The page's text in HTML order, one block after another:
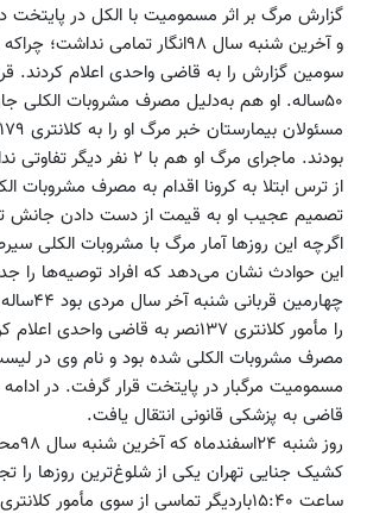
گزارش مرگ بر اثر مسمومیت با الکل در پایتخت
سومین گزارش را به قاضی واحدی اعلام کردند.
۵۰ساله. او هم به‌دلیل مصرف مشروبات الکلی
بودند. ماجرای مرگ او هم با ۲
از ترس ابتلا به کرونا اقدام به مصرف مشروبات
تصمیم عجیب او به قیمت از دست دادن جانش
اگرچه این روزها آمار مرگ با مشروبات الکلی
این حوادث نشان می‌دهد که افراد توصیه‌ها را
چهارمین
را مأمور کلانتری ۱۳۷نصر به قاضی
مصرف مشروبات الکلی شده بود و نام وی در
مسمومیت مرگبار در پایتخت قرار گرفت. در
قاضی به پزشکی قانونی انتقال یافت.
روز
کشیک جنایی تهران یکی از شلوغ‌ترین روزها را